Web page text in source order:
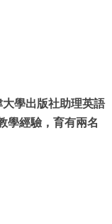
學出版社助理英語
學經驗，育有兩名